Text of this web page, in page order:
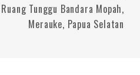
Tunggu Bandara Mopah,
Merauke, Papua Selatan